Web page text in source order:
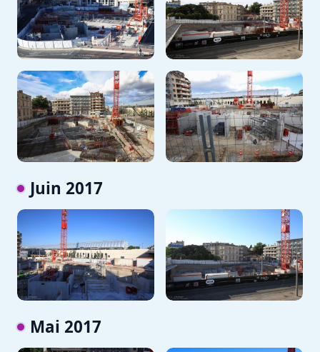
Juin 2017
Mai 2017